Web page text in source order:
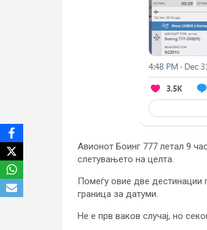
Авионот Боинг 777 летал 9
слетувањето на целта.
Помеѓу овие две дестинации
граница за датуми.
Не е прв ваков случај, но